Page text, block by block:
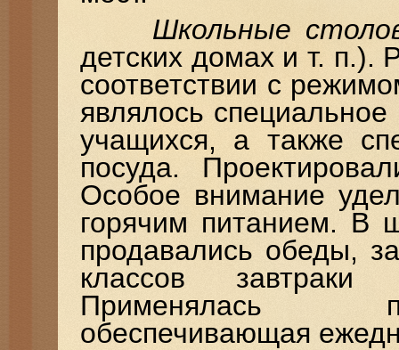
Школьные
детских домах и т. п.).
соответствии с
являлось
учащихся, а также
посуда.
Особое внимание
горячим питанием. В
продавались обеды,
классов
Применялась
обеспечивающая